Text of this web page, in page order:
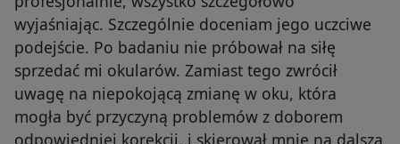
wyjaśniając. Szczególnie doceniam jego uczciwe
podejście. Po badaniu nie próbował na siłę
sprzedać mi okularów. Zamiast tego zwrócił
uwagę na niepokojącą zmianę w oku, która
mogła być przyczyną problemów z doborem
odpowiedniej korekcji, i skierował mnie na dalszą